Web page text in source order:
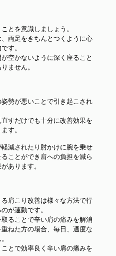
とを意識しましょう。
両足をきちんとつくように心
す。
空かないように深く座ること
ません。
勢が悪いことで引き起こされ
すだけでも十分に改善効果を
す。
減されたり肘かけに腕を乗せ
ことができ肩への負担を減ら
あります。
肩こり改善は様々な方法で行
が運動です。
ることで辛い肩の痛みを解消
ねた方の場合、毎日、適度な
とで効率良く辛い肩の痛みを